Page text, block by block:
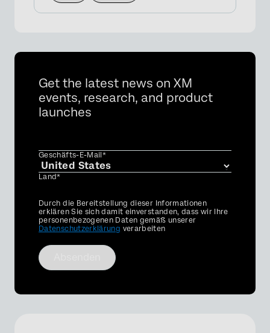
Get the latest news on XM
events, research, and product
launches
Geschäfts-E-Mail*
Land*
Privacy
Optin
Durch die Bereitstellung dieser Informationen
erklären Sie sich damit einverstanden, dass wir Ihre
personenbezogenen Daten gemäß unserer
Datenschutzerklärung verarbeiten